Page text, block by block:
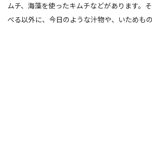
ムチ、海藻を使ったキムチなどがあります。
べる以外に、今日のような汁物や、いためもの